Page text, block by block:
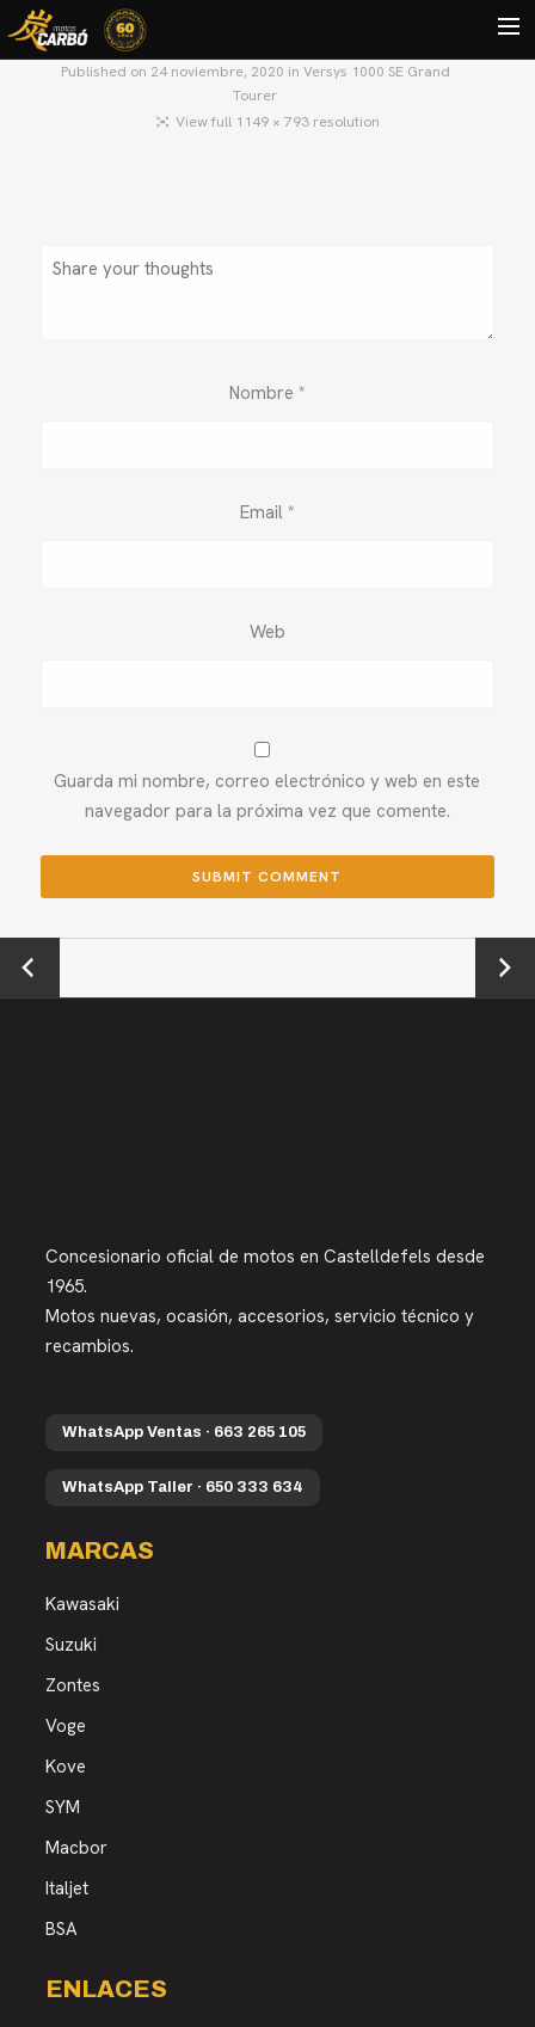
CONTACTO
Published on 24 noviembre, 2020 in Versys 1000 SE Grand
Tourer
View full 1149 × 793 resolution
Nombre *
Email *
Web
Guarda mi nombre, correo electrónico y web en este
navegador para la próxima vez que comente.
←
Previou
Next →
Concesionario oficial de motos en Castelldefels desde
1965.
Motos nuevas, ocasión, accesorios, servicio técnico y
recambios.
WhatsApp Ventas · 663 265 105
WhatsApp Taller · 650 333 634
MARCAS
Kawasaki
Suzuki
Zontes
Voge
Kove
SYM
Macbor
Italjet
BSA
ENLACES